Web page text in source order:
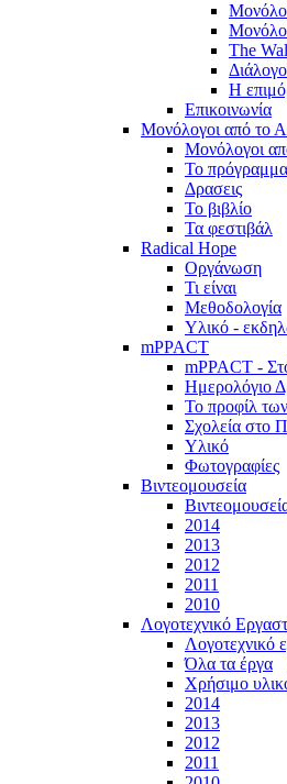
The
Η
Επικοινωνία
Μονόλογοι από το
Μονόλογοι
Το πρόγραμμα
Δρασεις
Το βιβλίο
Τα φεστιβάλ
Radical Hope
Οργάνωση
Τι είναι
Μεθοδολογία
Υλικό -
mPPACT
mPPACT -
Ημερολόγιο
Το προφίλ
Σχολεία στο
Υλικό
Φωτογραφίες
Βιντεομουσεία
2014
2013
2012
2011
2010
Λογοτεχνικό
Λογοτεχνικό
Όλα τα έργα
Χρήσιμο
2014
2013
2012
2011